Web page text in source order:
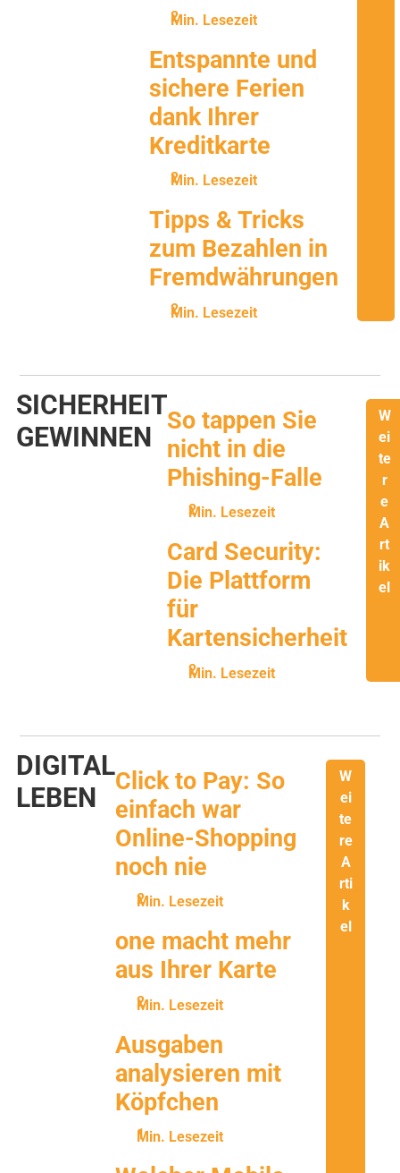
Min. Lesezeit
Entspannte und
sichere Ferien
dank Ihrer
Kreditkarte
Min. Lesezeit
Tipps & Tricks
zum Bezahlen in
Fremdwährungen
Min. Lesezeit
SICHERHEIT
GEWINNEN
So tappen Sie
nicht in die
Phishing-Falle
Min. Lesezeit
Card Security:
Die Plattform
für
Kartensicherheit
Min. Lesezeit
W
ei
te
r
e
A
rt
ik
el
DIGITAL
LEBEN
Click to Pay: So
einfach war
Online-Shopping
noch nie
Min. Lesezeit
one macht mehr
aus Ihrer Karte
Min. Lesezeit
Ausgaben
analysieren mit
Köpfchen
Min. Lesezeit
W
ei
te
re
A
rti
k
el